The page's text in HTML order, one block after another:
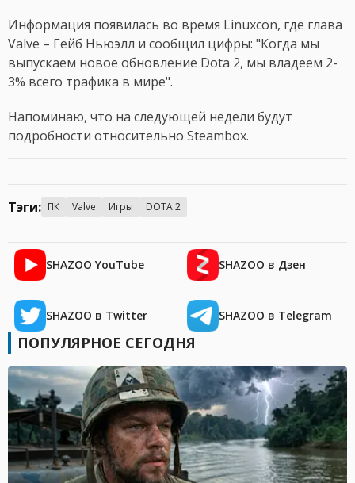
Информация появилась во время Linuxcon, где глава
Valve – Гейб Ньюэлл и сообщил цифры: "Когда мы
выпускаем новое обновление Dota 2, мы владеем 2-
3% всего трафика в мире".
Напоминаю, что на следующей недели будут
подробности относительно Steambox.
Тэги: ПК Valve Игры DOTA 2
SHAZOO YouTube SHAZOO в Дзен
SHAZOO в Twitter SHAZOO в Telegram
ПОПУЛЯРНОЕ СЕГОДНЯ